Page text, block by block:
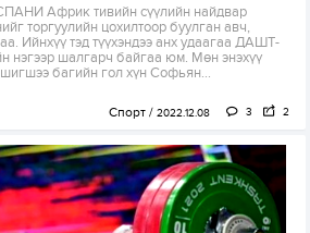
Африк тивийн сүүлийн найдвар
торгуулийн цохилтоор буулган авч,
Ийнхүү тэд түүхэндээ анх удаагаа ДАШТ-
нэгээр шалгарч байгаа юм. Мөн энэхүү
багийн гол хүн Софьян...
Спорт 2022.12.08 3 2